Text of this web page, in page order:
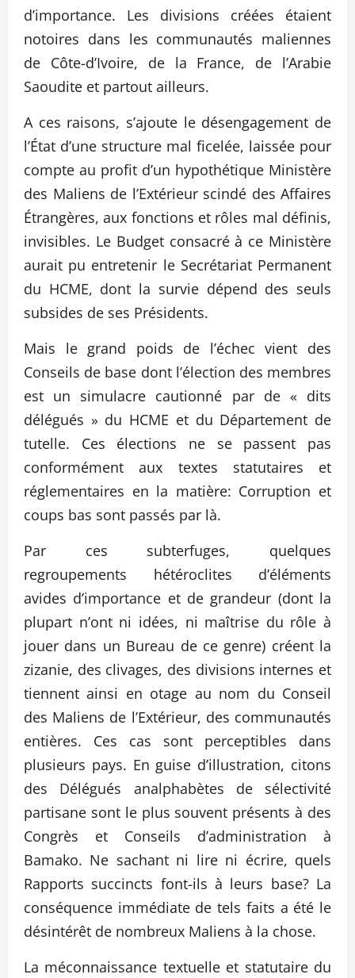
d’importance. Les divisions créées étaient
notoires dans les communautés maliennes
de Côte-d’Ivoire, de la France, de l’Arabie
Saoudite et partout ailleurs.
A ces raisons, s’ajoute le désengagement de
l’État d’une structure mal ficelée, laissée pour
compte au profit d’un hypothétique Ministère
des Maliens de l’Extérieur scindé des Affaires
Étrangères, aux fonctions et rôles mal définis,
invisibles. Le Budget consacré à ce Ministère
aurait pu entretenir le Secrétariat Permanent
du HCME, dont la survie dépend des seuls
subsides de ses Présidents.
Mais le grand poids de l’échec vient des
Conseils de base dont l’élection des membres
est un simulacre cautionné par de « dits
délégués » du HCME et du Département de
tutelle. Ces élections ne se passent pas
conformément aux textes statutaires et
réglementaires en la matière: Corruption et
coups bas sont passés par là.
Par ces subterfuges, quelques
regroupements hétéroclites d’éléments
avides d’importance et de grandeur (dont la
plupart n’ont ni idées, ni maîtrise du rôle à
jouer dans un Bureau de ce genre) créent la
zizanie, des clivages, des divisions internes et
tiennent ainsi en otage au nom du Conseil
des Maliens de l’Extérieur, des communautés
entières. Ces cas sont perceptibles dans
plusieurs pays. En guise d’illustration, citons
des Délégués analphabètes de sélectivité
partisane sont le plus souvent présents à des
Congrès et Conseils d’administration à
Bamako. Ne sachant ni lire ni écrire, quels
Rapports succincts font-ils à leurs base? La
conséquence immédiate de tels faits a été le
désintérêt de nombreux Maliens à la chose.
La méconnaissance textuelle et statutaire du